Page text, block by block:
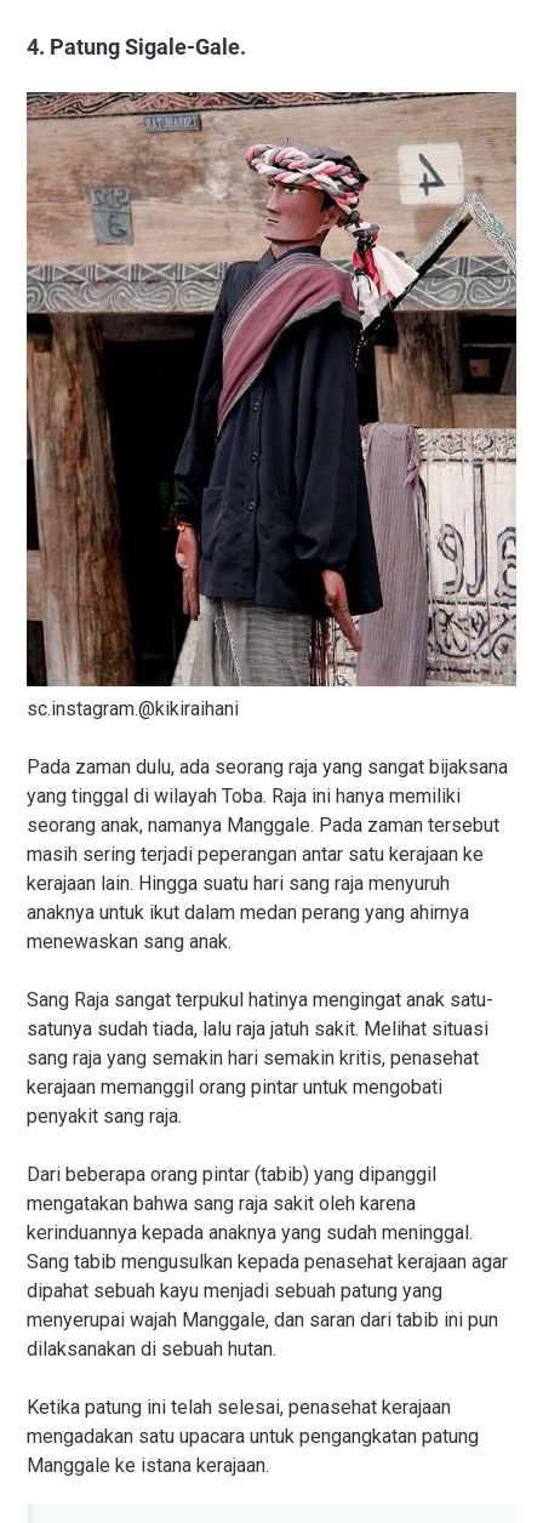
4. Patung Sigale-Gale.
sc.instagram.@kikiraihani
Pada zaman dulu, ada seorang raja yang sangat bijaksana
yang tinggal di wilayah Toba. Raja ini hanya memiliki
seorang anak, namanya Manggale. Pada zaman tersebut
masih sering terjadi peperangan antar satu kerajaan ke
kerajaan lain. Hingga suatu hari sang raja menyuruh
anaknya untuk ikut dalam medan perang yang ahirnya
menewaskan sang anak.
Sang Raja sangat terpukul hatinya mengingat anak satu-
satunya sudah tiada, lalu raja jatuh sakit. Melihat situasi
sang raja yang semakin hari semakin kritis, penasehat
kerajaan memanggil orang pintar untuk mengobati
penyakit sang raja.
Dari beberapa orang pintar (tabib) yang dipanggil
mengatakan bahwa sang raja sakit oleh karena
kerinduannya kepada anaknya yang sudah meninggal.
Sang tabib mengusulkan kepada penasehat kerajaan agar
dipahat sebuah kayu menjadi sebuah patung yang
menyerupai wajah Manggale, dan saran dari tabib ini pun
dilaksanakan di sebuah hutan.
Ketika patung ini telah selesai, penasehat kerajaan
mengadakan satu upacara untuk pengangkatan patung
Manggale ke istana kerajaan.